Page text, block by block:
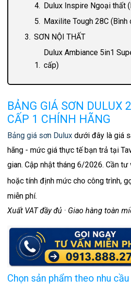
Dulux Inspire Ngoại thất
Maxilite Tough 28C (Bình
SƠN NỘI THẤT
Dulux Ambiance 5in1
cấp)
Dulux Ambiance Airfresh
Dulux EasyClean Kháng
Dulux EasyClean LCVT
nhiều nhất)
Dulux Inspire Nội thất
Dulux Inspire 2in1 Lót &
SƠN LÓT CHỐNG KIỀM
BỘT TRÉT DULUX
CHỐNG THẤM DULUX
Câu hỏi thường gặp về giá
BẢNG GIÁ SƠN DULUX
CẤP 1 CHÍNH HÃNG
Bảng giá sơn Dulux dưới đây là giá
hãng - mức giá thực tế bạn trả tại
gian. Cập nhật tháng 6/2026. Cần
hoặc tính định mức cho công trình,
miễn phí.
Xuất VAT đầy đủ · Giao hàng toàn
Chọn sản phẩm theo nhu